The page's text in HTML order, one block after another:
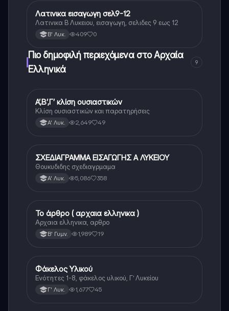
Νέα Ελληνικά
Λατινικα εισαγωγη σελ9-12
Λατινικα Β Λυκειου, εισαγωγη, σελιδες 9 εως 12
Β' Λυκ. 409 0
Πιο δημοφιλή περιεχόμενα στο Αρχαία
Ελληνικά
9
Αρχαία Ελληνικά
Α’,Β’,Γ’ κλίση ουσιαστικών
Κλίση ουσιαστικών και παρατηρήσεις
Α' Λυκ. 2,649 49
Αρχαία Ελληνικά
ΣΧΕΔΙΑΓΡΑΜΜΑ ΕΙΣΑΓΩΓΗΣ Α ΛΥΚΕΙΟΥ
Θουκυδιδης σχεδιαγρμαμα
Α' Λυκ. 5,086 358
Αρχαία Ελληνικά
Το άρθρο ( αρχαια ελληνικα )
Αρχαια ελληνικα, αρθρο
Β' Γυμν. 1,989 19
Αρχαία Ελληνικά
Φάκελος Υλικού
Ενότητες 1-8, φάκελος υλικού, Γ’ Λυκείου
Γ' Λυκ. 1,677 45